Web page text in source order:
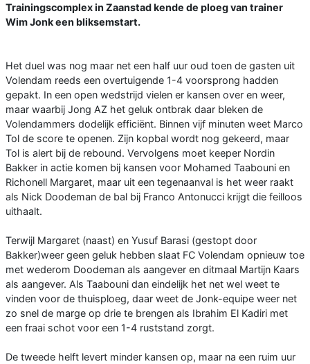
Trainingscomplex in Zaanstad kende de ploeg van trainer
Wim Jonk een bliksemstart.
Het duel was nog maar net een half uur oud toen de gasten uit
Volendam reeds een overtuigende 1-4 voorsprong hadden
gepakt. In een open wedstrijd vielen er kansen over en weer,
maar waarbij Jong AZ het geluk ontbrak daar bleken de
Volendammers dodelijk efficiënt. Binnen vijf minuten weet Marco
Tol de score te openen. Zijn kopbal wordt nog gekeerd, maar
Tol is alert bij de rebound. Vervolgens moet keeper Nordin
Bakker in actie komen bij kansen voor Mohamed Taabouni en
Richonell Margaret, maar uit een tegenaanval is het weer raakt
als Nick Doodeman de bal bij Franco Antonucci krijgt die feilloos
uithaalt.
Terwijl Margaret (naast) en Yusuf Barasi (gestopt door
Bakker)weer geen geluk hebben slaat FC Volendam opnieuw toe
met wederom Doodeman als aangever en ditmaal Martijn Kaars
als aangever. Als Taabouni dan eindelijk het net wel weet te
vinden voor de thuisploeg, daar weet de Jonk-equipe weer net
zo snel de marge op drie te brengen als Ibrahim El Kadiri met
een fraai schot voor een 1-4 ruststand zorgt.
De tweede helft levert minder kansen op, maar na een ruim uur